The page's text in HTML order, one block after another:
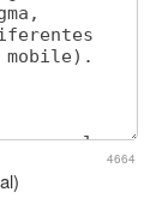
4664